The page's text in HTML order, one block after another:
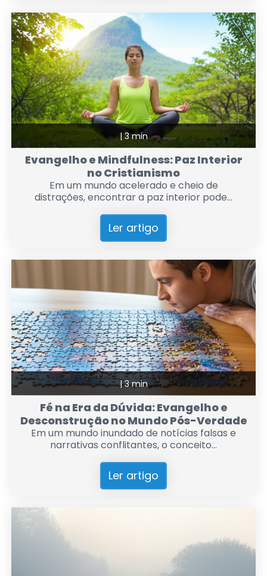
|3 min
Evangelho e Mindfulness: Paz Interior
no Cristianismo
Em um mundo acelerado e cheio de
distrações, encontrar a paz interior pode...
Ler artigo
|3 min
Fé na Era da Dúvida: Evangelho e
Desconstrução no Mundo Pós-Verdade
Em um mundo inundado de notícias falsas e
narrativas conflitantes, o conceito...
Ler artigo